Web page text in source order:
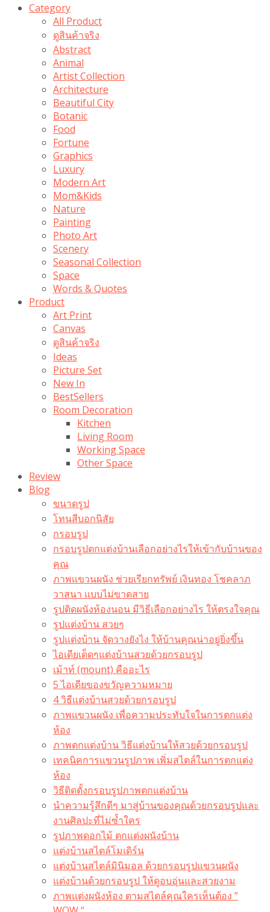
Category
All Product
ดูสินค้าจริง
Abstract
Animal
Artist Collection
Architecture
Beautiful City
Botanic
Food
Fortune
Graphics
Luxury
Modern Art
Mom&Kids
Nature
Painting
Photo Art
Scenery
Seasonal Collection
Space
Words & Quotes
Product
Art Print
Canvas
ดูสินค้าจริง
Ideas
Picture Set
New In
BestSellers
Room Decoration
Kitchen
Living Room
Working Space
Other Space
Review
Blog
ขนาดรูป
โทนสีบอกนิสัย
กรอบรูป
กรอบรูปตกแต่งบ้านเลือกอย่างไรให้เข้ากับบ้านของ
คุณ
ภาพแขวนผนัง ช่วยเรียกทรัพย์ เงินทอง โชคลาภ
วาสนา แบบไม่ขาดสาย
รูปติดผนังห้องนอน มีวิธีเลือกอย่างไร ให้ตรงใจคุณ
รูปแต่งบ้าน สวยๆ
รูปแต่งบ้าน จัดวางยังไง ให้บ้านคุณน่าอยู่ยิ่งขึ้น
ไอเดียเด็ดๆแต่งบ้านสวยด้วยกรอบรูป
เม้าท์ (mount) คืออะไร​
5 ไอเดียของขวัญความหมาย
4 วิธีแต่งบ้านสวยด้วยกรอบรูป
ภาพแขวนผนัง เพื่อความประทับใจในการตกแต่ง
ห้อง
ภาพตกแต่งบ้าน วิธีแต่งบ้านให้สวยด้วยกรอบรูป
เทคนิคการแขวนรูปภาพ เพิ่มสไตล์ในการตกแต่ง
ห้อง
วิธีติดตั้งกรอบรูปภาพตกแต่งบ้าน
นำความรู้สึกดีๆ มาสู่บ้านของคุณด้วยกรอบรูปและ
งานศิลปะที่ไม่ซ้ำใคร
รูปภาพดอกไม้ ตกแต่งผนังบ้าน
แต่งบ้านสไตล์โมเดิร์น
แต่งบ้านสไตล์มินิมอล ด้วยกรอบรูปแขวนผนัง
แต่งบ้านด้วยกรอบรูป ให้ดูอบอุ่นและสวยงาม
ภาพแต่งผนังห้อง ตามสไตล์คุณใครเห็นต้อง ”